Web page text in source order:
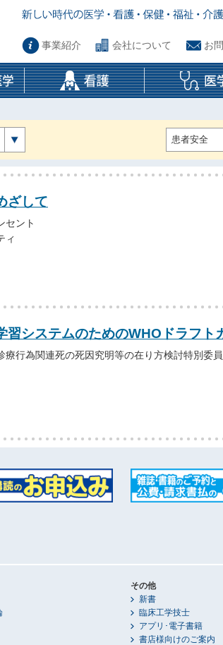
事業紹介 会社について お
ざして
セント
ィ
習システムのためのWHOドラフト
行為関連死の死因究明等の在り方検討特別委
その他
新書
臨床工学技士
アプリ･電子書籍
書店様向けのご案内